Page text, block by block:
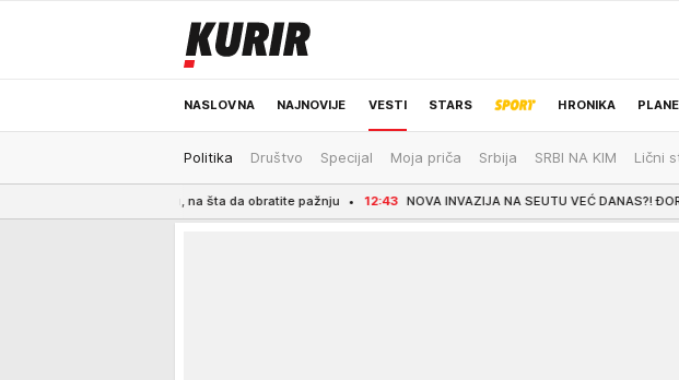
NASLOVNA NAJNOVIJE VESTI STARS HRONIKA
ODRŽIVA BUDUĆNOST REGION NEWS IZBOR UREDNIKA
Politika Društvo Specijal Moja priča Srbija SRBI NA KIM Lični
negu, na šta da obratite pažnju 12:43 NOVA INVAZIJA NA SEUTU VEĆ DANAS?! ĐORĐA MELONI